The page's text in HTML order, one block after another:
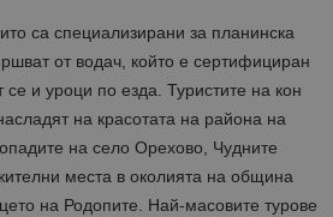
са специализирани за планинска
от водач, който е сертифициран
се и уроци по езда. Туристите на кон
на красотата на района на
на село Орехово, Чудните
места в околията на община
на Родопите. Най-масовите турове